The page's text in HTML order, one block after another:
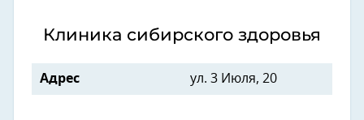
Клиника сибирского здоровья
Адрес ул. 3 Июля, 20